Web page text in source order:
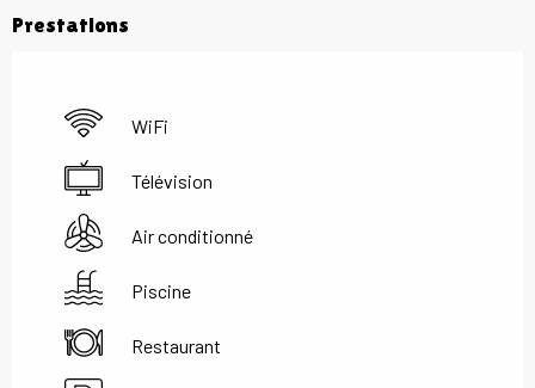
Prestations
WiFi
Télévision
Air conditionné
Piscine
Restaurant